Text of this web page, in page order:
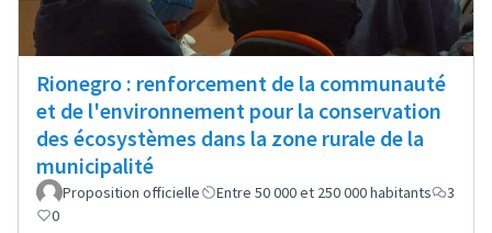
Rionegro : renforcement de la communauté
et de l'environnement pour la conservation
des écosystèmes dans la zone rurale de la
municipalité
Proposition officielle Entre 50 000 et 250 000 habitants
3
0